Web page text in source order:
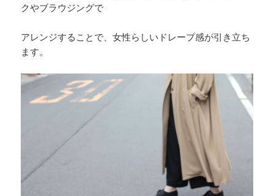
クやブラウジングで
アレンジすることで、女性らしいドレープ感が引き立ち
ます。